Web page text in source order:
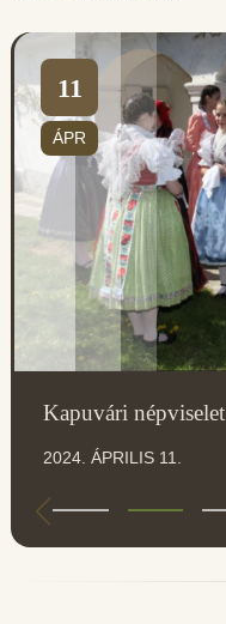
11
ÁPR
Kapuvári népviselet
2024. ÁPRILIS 11.